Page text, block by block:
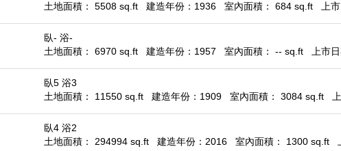
土地面積： 5508 sq.ft
建造年份：1936 室內面積： 684 sq.ft 上
臥- 浴-
土地面積： 6970 sq.ft
建造年份：1957 室內面積： -- sq.ft 上市
臥5 浴3
土地面積： 11550 sq.ft
建造年份：1909 室內面積： 3084 sq.ft
臥4 浴2
土地面積： 294994 sq.ft
建造年份：2016 室內面積： 1300 sq.ft